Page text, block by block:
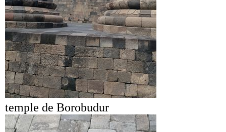
temple de Borobudur